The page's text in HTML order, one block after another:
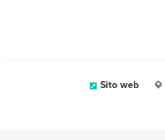
Sito web